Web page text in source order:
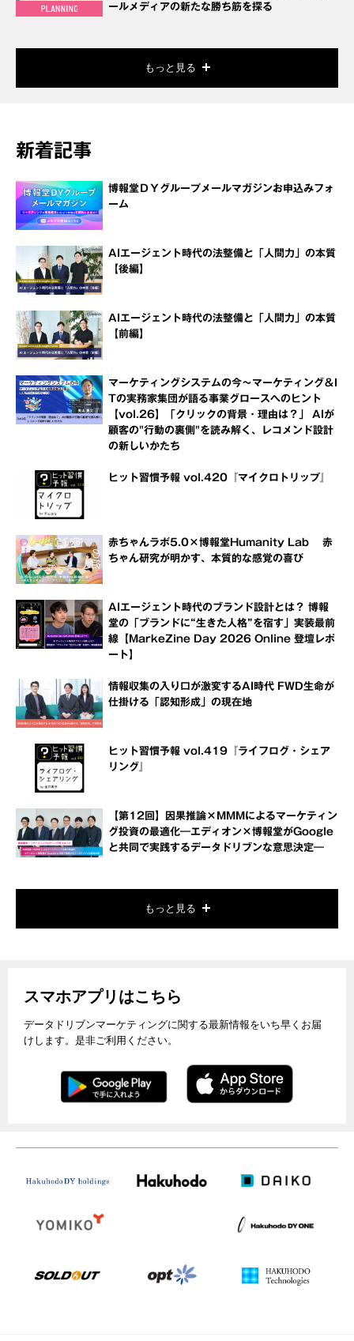
ールメディアの新たな勝ち筋を探る
もっと見る
新着記事
博報堂ＤＹグループメールマガジンお申込みフォ
ーム
AIエージェント時代の法整備と「人間力」の本質
【後編】
AIエージェント時代の法整備と「人間力」の本質
【前編】
マーケティングシステムの今～マーケティング＆I
Tの実務家集団が語る事業グロースへのヒント
【vol.26】「クリックの背景・理由は？」 AIが
顧客の"行動の裏側"を読み解く、レコメンド設計
の新しいかたち
ヒット習慣予報 vol.420『マイクロトリップ』
赤ちゃんラボ5.0×博報堂Humanity Lab 赤
ちゃん研究が明かす、本質的な感覚の喜び
AIエージェント時代のブランド設計とは？ 博報
堂の「ブランドに“生きた人格”を宿す」実装最前
線【MarkeZine Day 2026 Online 登壇レポ
ート】
情報収集の入り口が激変するAI時代 FWD生命が
仕掛ける「認知形成」の現在地
ヒット習慣予報 vol.419『ライフログ・シェア
リング』
【第12回】因果推論×MMMによるマーケティン
グ投資の最適化―エディオン×博報堂がGoogle
と共同で実践するデータドリブンな意思決定―
もっと見る
スマホアプリはこちら
データドリブンマーケティングに関する最新情報をいち早くお届
けします。是非ご利用ください。